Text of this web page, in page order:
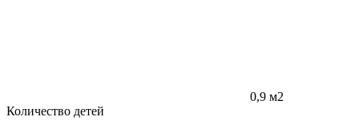
0,9 м2
Количество детей